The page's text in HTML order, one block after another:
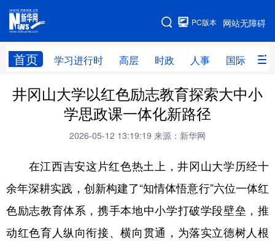
网站无障碍
PC版本
首页 学习进行时 高层 时政 人事 国际 财
网站地图
学习进行时 高层 时政 人事
财经 网评
全球连线
科技 科创 量子 体育
文化 书画 健康 军事
井冈山大学以红色励志教育探索大中小
学思政课一体化新路径
2026-05-12 13:19:19 来源：新华网
在江西吉安这片红色热土上，井冈山大学历经十
余年深耕实践，创新构建了“知情体悟意行”六位一体红
色励志教育体系，携手本地中小学打破学段壁垒，推
动红色育人纵向衔接、横向贯通，为落实立德树人根